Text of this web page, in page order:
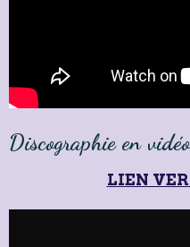
Discographie en vidéo
LIEN